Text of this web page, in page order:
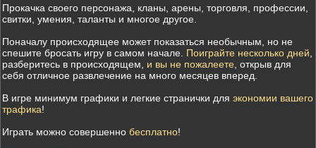
Прокачка своего персонажа, кланы, арены, торговля, профессии,
свитки, умения, таланты и многое другое.
Поначалу происходящее может показаться необычным, но не
спешите бросать игру в самом начале. Поиграйте несколько дней
разберитесь в происходящем, и вы не пожалеете , открыв для
себя отличное развлечение на много месяцев вперед.
В игре минимум графики и легкие странички для экономии вашего
трафика!
Играть можно совершенно бесплатно!